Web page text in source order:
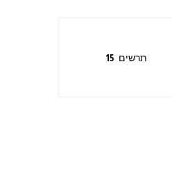
תרשים 15